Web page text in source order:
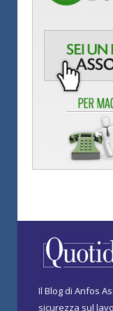
Il Blog di Anfos
sicurezza sul